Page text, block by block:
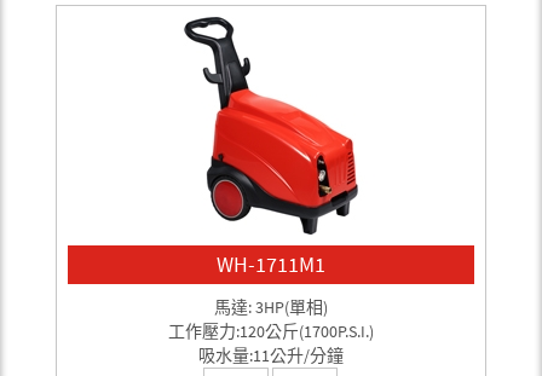
WH-1711M1
馬達: 3HP(單相)
工作壓力:120公斤(1700P.S.I.)
吸水量:11公升/分鐘